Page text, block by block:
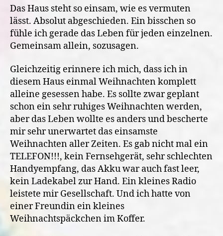
Das Haus steht so einsam, wie es vermuten
lässt. Absolut abgeschieden. Ein bisschen so
fühle ich gerade das Leben für jeden einzelnen.
Gemeinsam allein, sozusagen.
Gleichzeitig erinnere ich mich, dass ich in
diesem Haus einmal Weihnachten komplett
alleine gesessen habe. Es sollte zwar geplant
schon ein sehr ruhiges Weihnachten werden,
aber das Leben wollte es anders und bescherte
mir sehr unerwartet das einsamste
Weihnachten aller Zeiten. Es gab nicht mal ein
TELEFON!!!, kein Fernsehgerät, sehr schlechten
Handyempfang, das Akku war auch fast leer,
kein Ladekabel zur Hand. Ein kleines Radio
leistete mir Gesellschaft. Und ich hatte von
einer Freundin ein kleines
Weihnachtspäckchen im Koffer.